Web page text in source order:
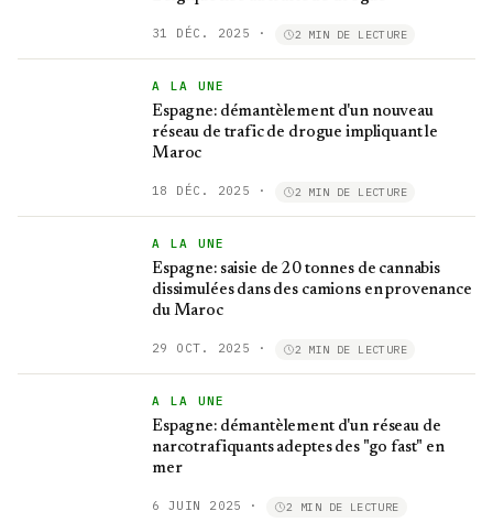
31 DÉC. 2025 · 2 MIN DE LECTURE
A LA UNE
Espagne: démantèlement d'un nouveau
réseau de trafic de drogue impliquant le
Maroc
18 DÉC. 2025 · 2 MIN DE LECTURE
A LA UNE
Espagne: saisie de 20 tonnes de cannabis
dissimulées dans des camions en provenance
du Maroc
29 OCT. 2025 · 2 MIN DE LECTURE
A LA UNE
Espagne: démantèlement d'un réseau de
narcotrafiquants adeptes des "go fast" en
mer
6 JUIN 2025 · 2 MIN DE LECTURE